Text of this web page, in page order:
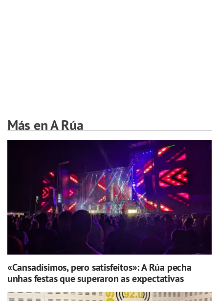
Más en A Rúa
«Cansadísimos, pero satisfeitos»: A Rúa pecha
unhas festas que superaron as expectativas